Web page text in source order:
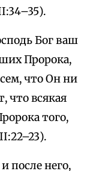
Бог ваш
Пророка,
что Он ни
что всякая
того,
после него,